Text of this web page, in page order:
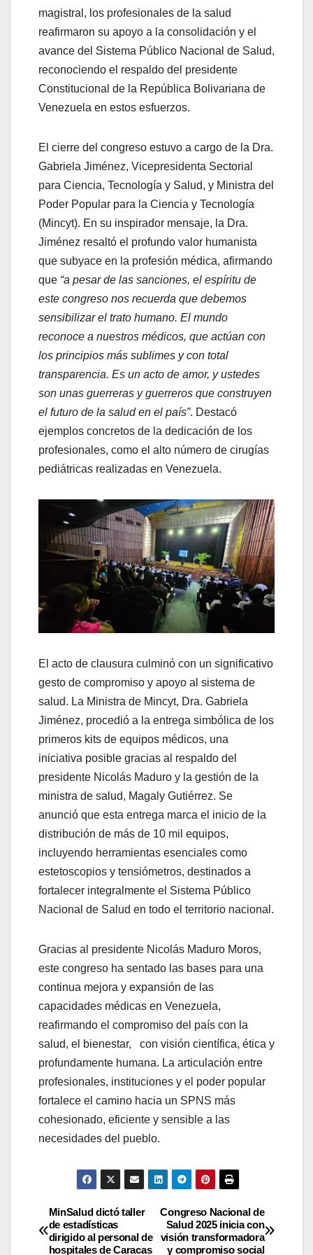
magistral, los profesionales de la salud
reafirmaron su apoyo a la consolidación y el
avance del Sistema Público Nacional de Salud,
reconociendo el respaldo del presidente
Constitucional de la República Bolivariana de
Venezuela en estos esfuerzos.
El cierre del congreso estuvo a cargo de la Dra.
Gabriela Jiménez, Vicepresidenta Sectorial
para Ciencia, Tecnología y Salud, y Ministra del
Poder Popular para la Ciencia y Tecnología
(Mincyt). En su inspirador mensaje, la Dra.
Jiménez resaltó el profundo valor humanista
que subyace en la profesión médica, afirmando
que “a pesar de las sanciones, el espíritu de
este congreso nos recuerda que debemos
sensibilizar el trato humano. El mundo
reconoce a nuestros médicos, que actúan con
los principios más sublimes y con total
transparencia. Es un acto de amor, y ustedes
son unas guerreras y guerreros que construyen
el futuro de la salud en el país”. Destacó
ejemplos concretos de la dedicación de los
profesionales, como el alto número de cirugías
pediátricas realizadas en Venezuela.
El acto de clausura culminó con un significativo
gesto de compromiso y apoyo al sistema de
salud. La Ministra de Mincyt, Dra. Gabriela
Jiménez, procedió a la entrega simbólica de los
primeros kits de equipos médicos, una
iniciativa posible gracias al respaldo del
presidente Nicolás Maduro y la gestión de la
ministra de salud, Magaly Gutiérrez. Se
anunció que esta entrega marca el inicio de la
distribución de más de 10 mil equipos,
incluyendo herramientas esenciales como
estetoscopios y tensiómetros, destinados a
fortalecer integralmente el Sistema Público
Nacional de Salud en todo el territorio nacional.
Gracias al presidente Nicolás Maduro Moros,
este congreso ha sentado las bases para una
continua mejora y expansión de las
capacidades médicas en Venezuela,
reafirmando el compromiso del país con la
salud, el bienestar, con visión científica, ética y
profundamente humana. La articulación entre
profesionales, instituciones y el poder popular
fortalece el camino hacia un SPNS más
cohesionado, eficiente y sensible a las
necesidades del pueblo.
Congreso Nacional de
Salud 2025 inicia con
visión transformadora
y compromiso social
MinSalud dictó taller
de estadísticas
dirigido al personal de
hospitales de Caracas